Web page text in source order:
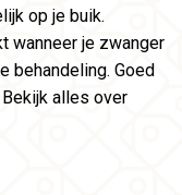
op je buik.
wanneer je zwanger
behandeling. Goed
alles over